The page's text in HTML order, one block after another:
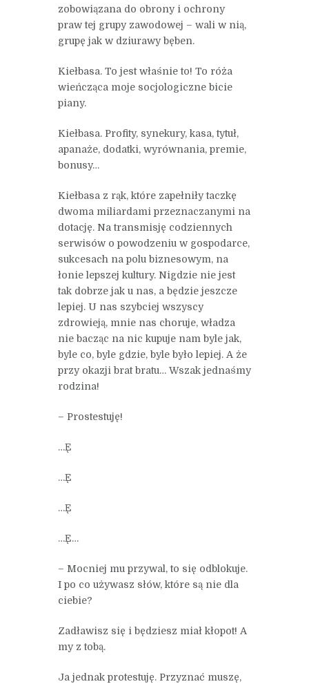
zobowiązana do obrony i ochrony
praw tej grupy zawodowej – wali w nią,
grupę jak w dziurawy bęben.
Kiełbasa. To jest właśnie to! To róża
wieńcząca moje socjologiczne bicie
piany.
Kiełbasa. Profity, synekury, kasa, tytuł,
apanaże, dodatki, wyrównania, premie,
bonusy…
Kiełbasa z rąk, które zapełniły taczkę
dwoma miliardami przeznaczanymi na
dotację. Na transmisję codziennych
serwisów o powodzeniu w gospodarce,
sukcesach na polu biznesowym, na
łonie lepszej kultury. Nigdzie nie jest
tak dobrze jak u nas, a będzie jeszcze
lepiej. U nas szybciej wszyscy
zdrowieją, mnie nas choruje, władza
nie bacząc na nic kupuje nam byle jak,
byle co, byle gdzie, byle było lepiej. A że
przy okazji brat bratu… Wszak jednaśmy
rodzina!
– Prostestuję!
…Ę
…Ę
…Ę
…Ę…
– Mocniej mu przywal, to się odblokuje.
I po co używasz słów, które są nie dla
ciebie?
Zadławisz się i będziesz miał kłopot! A
my z tobą.
Ja jednak protestuję. Przyznać muszę,